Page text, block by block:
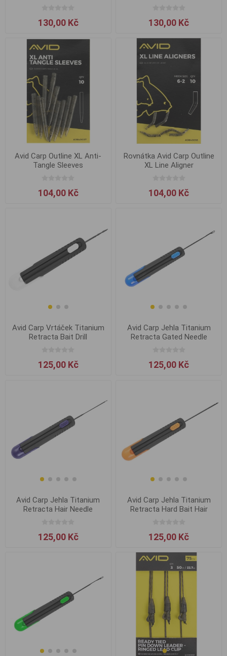
130,00 Kč 130,00 Kč
Avid Carp Outline XL Anti-
Tangle Sleeves
104,00 Kč
Rovnátka Avid Carp Outline
XL Line Aligner
104,00 Kč
Avid Carp Vrtáček Titanium
Retracta Bait Drill
125,00 Kč
Avid Carp Jehla Titanium
Retracta Gated Needle
125,00 Kč
Avid Carp Jehla Titanium
Retracta Hair Needle
125,00 Kč
Avid Carp Jehla Titanium
Retracta Hard Bait Hair
125,00 Kč